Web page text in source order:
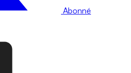
Abonné